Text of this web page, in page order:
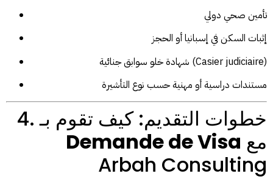
تأمين صحي دولي
إثبات السكن في إسبانيا أو الحجز
شهادة خلو سوابق جنائية (Casier judiciaire)
مستندات دراسية أو مهنية حسب نوع التأشيرة
4. خطوات التقديم: كيف تقوم بـ
Demande de Visa
Arbah Consulting